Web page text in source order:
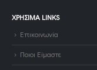
ΧΡΉΣΙΜΑ LINKS
Επικοινωνία
Ποιοι Είμαστε